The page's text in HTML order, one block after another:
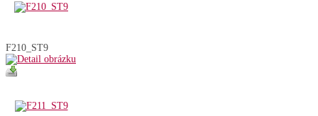
F210_ST9